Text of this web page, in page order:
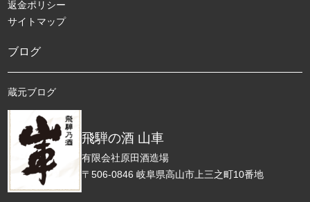
飛騨の酒 山車
有限会社原田酒造場
〒506-0846 岐阜県高山市上三之町10番地
返金ポリシー
サイトマップ
ブログ
蔵元ブログ